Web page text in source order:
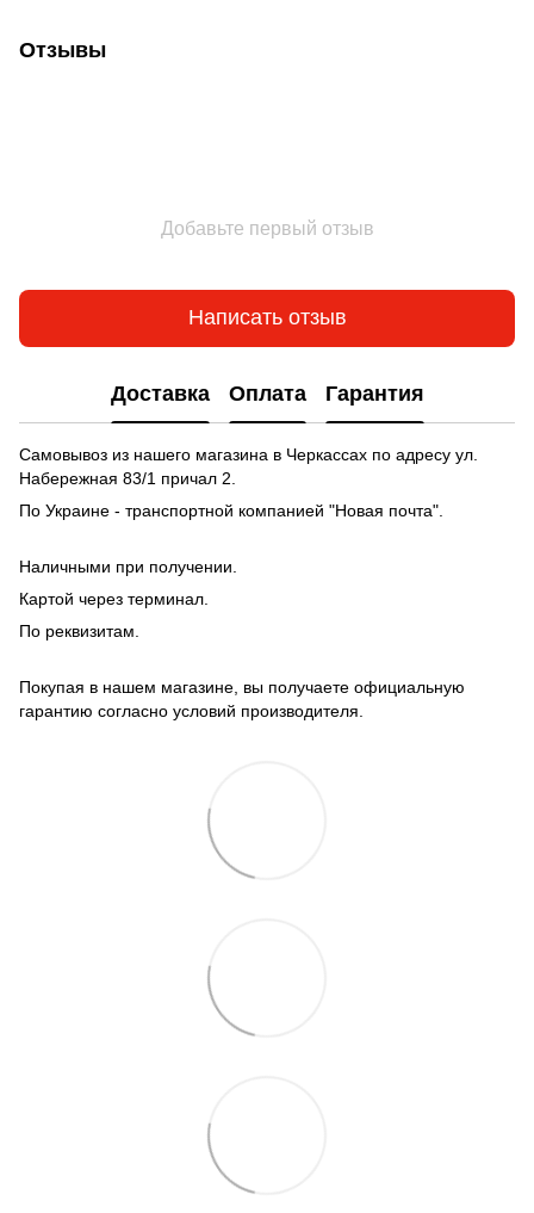
Отзывы
Добавьте первый отзыв
Написать отзыв
Доставка Оплата Гарантия
Самовывоз из нашего магазина в Черкассах по адресу ул.
Набережная 83/1 причал 2.
По Украине - транспортной компанией "Новая почта".
Наличными при получении.
Картой через терминал.
По реквизитам.
Покупая в нашем магазине, вы получаете официальную
гарантию согласно условий производителя.